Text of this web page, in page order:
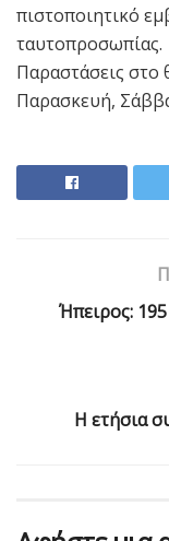
πιστοποιητικό
ταυτοπροσωπίας.
Παραστάσεις στο
Παρασκευή,
Ήπειρος:
Η ετήσια